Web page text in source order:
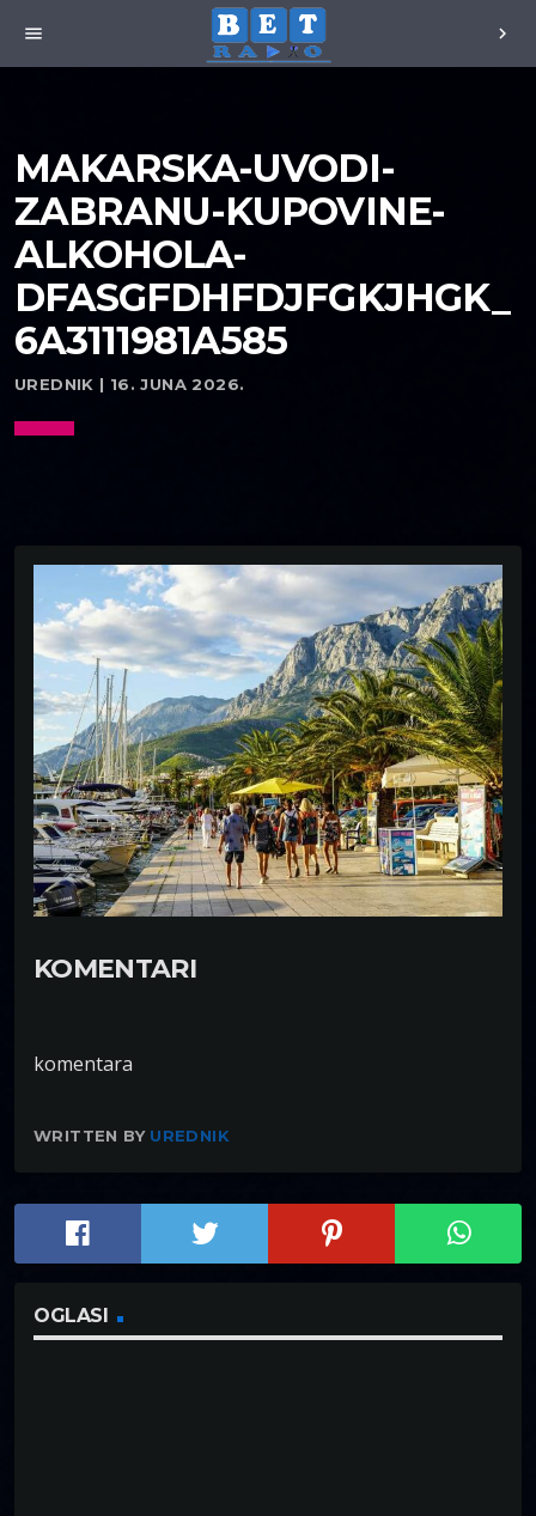
menu chevron_right
MAKARSKA-UVODI-
ZABRANU-KUPOVINE-
ALKOHOLA-
DFASGFDHFDJFGKJHGK_
6A3111981A585
UREDNIK | 16. JUNA 2026.
KOMENTARI
komentara
WRITTEN BY UREDNIK
OGLASI